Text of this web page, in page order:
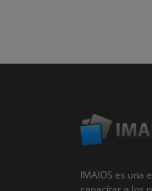
IMAIOS es una